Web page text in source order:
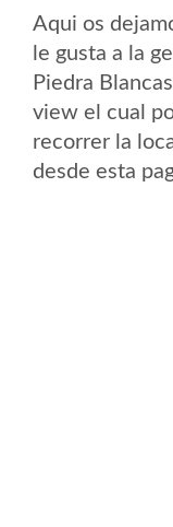
Aqui os
le gusta a la
Piedra
view el cual
recorrer la
desde esta